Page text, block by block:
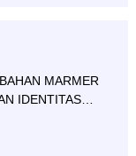
MARMER
IDENTITAS